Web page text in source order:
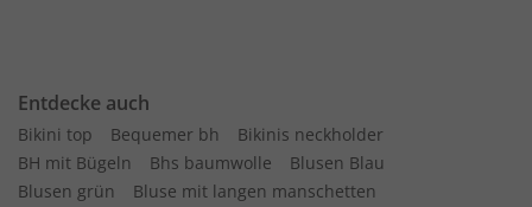
Entdecke auch
Bikini top Bequemer bh
Bikinis neckholder
BH mit Bügeln
Bhs baumwolle
Blusen Blau
Blusen grün
Bluse mit langen manschetten